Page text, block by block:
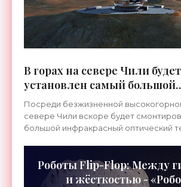
В горах на севере Чили будет
установлен самый большой
европейский телескоп -
Посреди безжизненной
севере Чили вскоре будет
большой инфракрасный оптический
Роботы Flip-Flop: Между
и жёсткостью -